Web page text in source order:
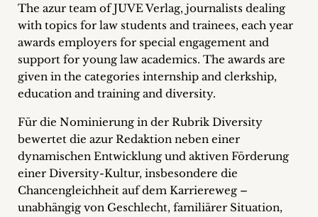
+
Blog
&
+
Team
The azur team of JUVE Verlag, journalists dealing
with topics for law students and trainees, each year
awards employers for special engagement and
support for young law academics. The awards are
given in the categories internship and clerkship,
education and training and diversity.
Für die Nominierung in der Rubrik Diversity
bewertet die azur Redaktion neben einer
dynamischen Entwicklung und aktiven Förderung
einer Diversity-Kultur, insbesondere die
Chancengleichheit auf dem Karriereweg –
unabhängig von Geschlecht, familiärer Situation,